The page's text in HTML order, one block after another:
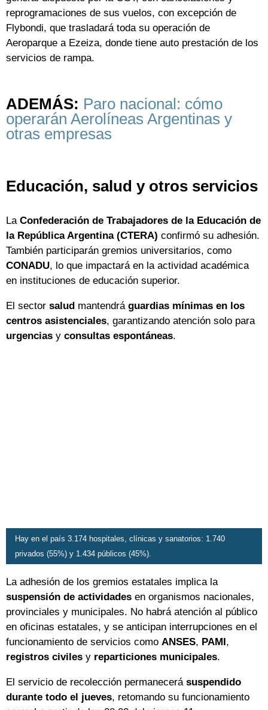
reprogramaciones de sus vuelos, con excepción de
Flybondi, que trasladará toda su operación de
Aeroparque a Ezeiza, donde tiene auto prestación de los
servicios de rampa.
ADEMÁS: Paro nacional: cómo
operarán Aerolíneas Argentinas y
otras empresas
Educación, salud y otros servicios
La Confederación de Trabajadores de la Educación de
la República Argentina (CTERA) confirmó su adhesión.
También participarán gremios universitarios, como
CONADU, lo que impactará en la actividad académica
en instituciones de educación superior.
El sector salud mantendrá guardias mínimas en los
centros asistenciales, garantizando atención solo para
urgencias y consultas espontáneas.
Hay en el país 3.174 hospitales, clínicas y sanatorios: 1.740
privados (55%) y 1.434 públicos (45%).
La adhesión de los gremios estatales implica la
suspensión de actividades en organismos nacionales,
provinciales y municipales. No habrá atención al público
en oficinas estatales, y se anticipan interrupciones en el
funcionamiento de servicios como ANSES, PAMI ,
registros civiles y reparticiones municipales.
El servicio de recolección permanecerá suspendido
durante todo el jueves, retomando su funcionamiento